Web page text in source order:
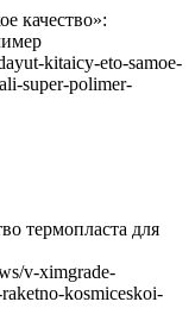
качество»:
kitaicy-eto-samoe-
super-polimer-
термопласта для
v-ximgrade-
kosmiceskoi-